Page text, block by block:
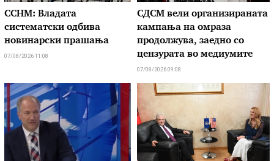
ССНМ: Владата
систематски одбива
новинарски прашања
07/08/2026 11:08
СДСМ вели организираната
кампања на омраза
продолжува, заедно со
цензурата во медиумите
07/08/2026 09:08